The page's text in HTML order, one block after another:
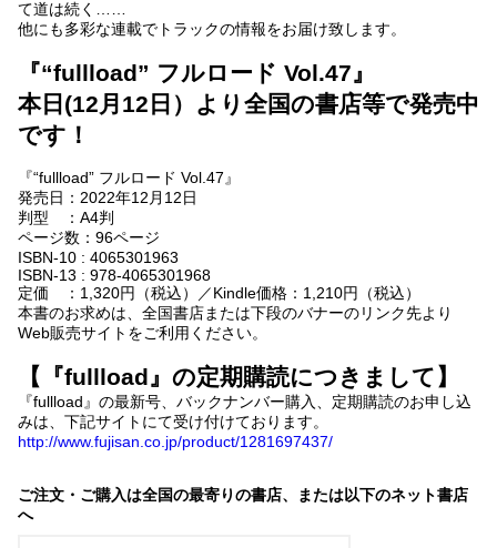
て道は続く……
他にも多彩な連載でトラックの情報をお届け致します。
『“fullload” フルロード Vol.47』
本日(12月12日）より全国の書店等で発売中
です！
『“fullload” フルロード Vol.47』
発売日：2022年12月12日
判型 ：A4判
ページ数：96ページ
ISBN-10 : 4065301963
ISBN-13 : 978-4065301968
定価 ：1,320円（税込）／Kindle価格：1,210円（税込）
本書のお求めは、全国書店または下段のバナーのリンク先より
Web販売サイトをご利用ください。
【『fullload』の定期購読につきまして】
『fullload』の最新号、バックナンバー購入、定期購読のお申し込
みは、下記サイトにて受け付けております。
http://www.fujisan.co.jp/product/1281697437/
ご注文・ご購入は全国の最寄りの書店、または以下のネット書店
へ